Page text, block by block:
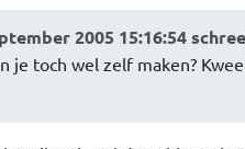
2005 15:16:54
je toch wel zelf maken?